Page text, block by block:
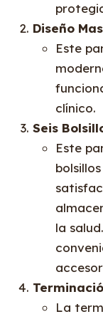
Diseño
Este
clínico.
Seis
Este
la
La